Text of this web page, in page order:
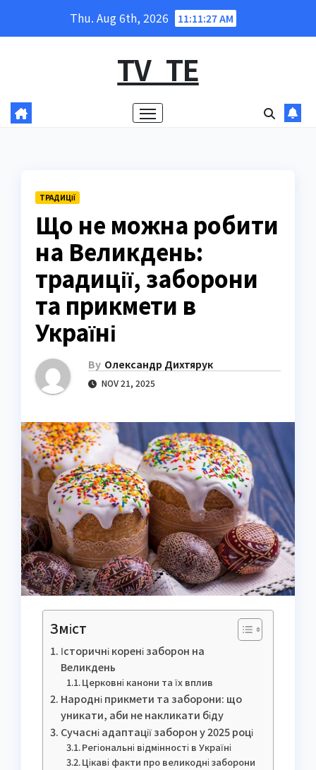
Thu. Aug 6th, 2026 11:11:28 AM
TV_TE
ТРАДИЦІЇ
Що не можна робити
на Великдень:
традиції, заборони
та прикмети в
Україні
By Олександр Дихтярук
NOV 21, 2025
Зміст
Історичні корені заборон на
Великдень
Церковні канони та їх вплив
Народні прикмети та заборони: що
уникати, аби не накликати біду
Сучасні адаптації заборон у 2025 році
Регіональні відмінності в Україні
Цікаві факти про великодні заборони